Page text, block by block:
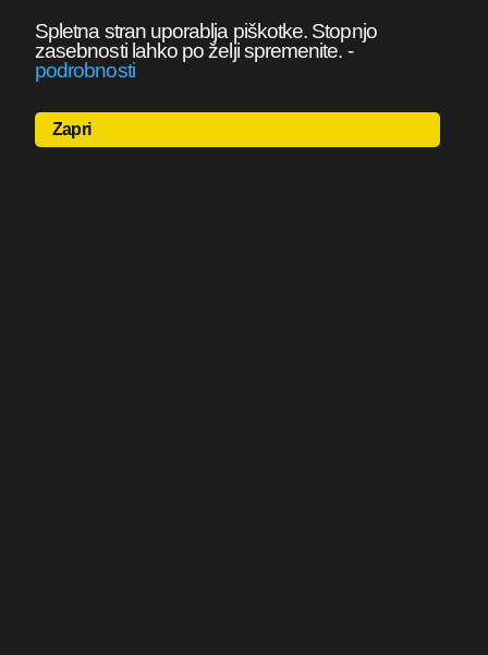
Spletna stran uporablja piškotke. Stopnjo
zasebnosti lahko po želji spremenite. -
podrobnosti
Zapri